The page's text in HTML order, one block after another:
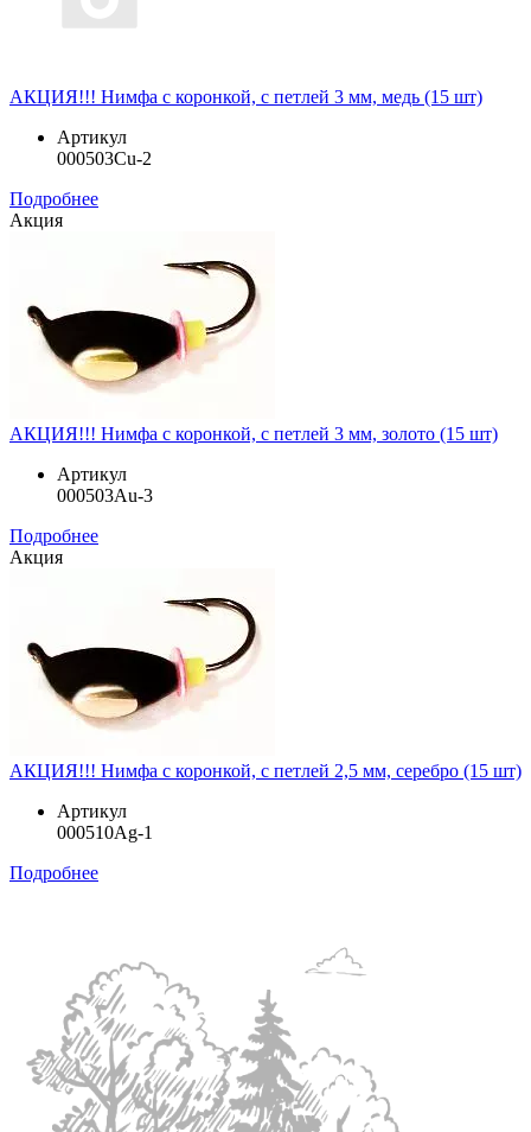
АКЦИЯ!!! Нимфа с коронкой, с петлей 3 мм, медь (15 шт)
Артикул
000503Cu-2
Подробнее
Акция
АКЦИЯ!!! Нимфа с коронкой, с петлей 3 мм, золото (15 шт)
Артикул
000503Au-3
Подробнее
Акция
АКЦИЯ!!! Нимфа с коронкой, с петлей 2,5 мм, серебро (15 шт)
Артикул
000510Ag-1
Подробнее